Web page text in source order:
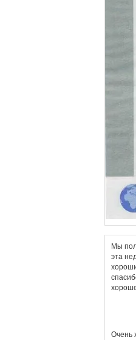
Мы
эта
Очень